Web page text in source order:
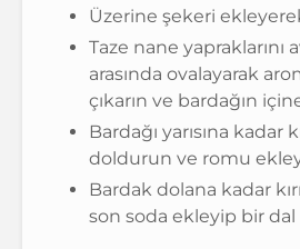
Üzerine şekeri ekleyerek
Taze nane yapraklarını
arasında ovalayarak
çıkarın ve bardağın
Bardağı yarısına kadar
doldurun ve romu
Bardak dolana kadar
son soda ekleyip bir